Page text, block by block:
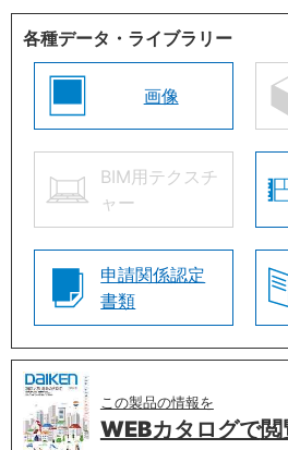
各種データ・ライブラリー
画像
BIM用テクスチ
ャー
申請関係認定
書類
この製品の情報を
WEBカタログで閲